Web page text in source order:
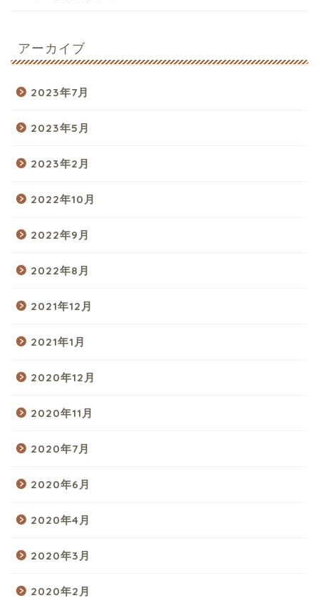
アーカイブ
2023年7月
2023年5月
2023年2月
2022年10月
2022年9月
2022年8月
2021年12月
2021年1月
2020年12月
2020年11月
2020年7月
2020年6月
2020年4月
2020年3月
2020年2月